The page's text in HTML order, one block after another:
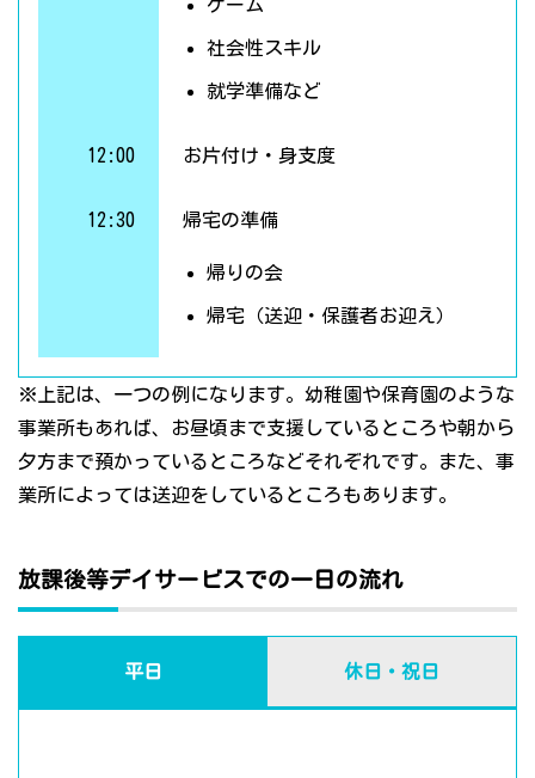
ゲーム
社会性スキル
就学準備など
12:00 お片付け・身支度
12:30 帰宅の準備
帰りの会
帰宅（送迎・保護者お迎え）
※上記は、一つの例になります。幼稚園や保育園のような
事業所もあれば、お昼頃まで支援しているところや朝から
夕方まで預かっているところなどそれぞれです。また、事
業所によっては送迎をしているところもあります。
放課後等デイサービスでの一日の流れ
平日 休日・祝日